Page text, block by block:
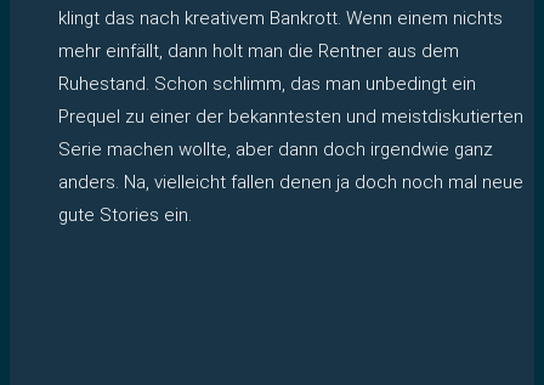
klingt das nach kreativem Bankrott. Wenn einem nichts
mehr einfällt, dann holt man die Rentner aus dem
Ruhestand. Schon schlimm, das man unbedingt ein
Prequel zu einer der bekanntesten und meistdiskutierten
Serie machen wollte, aber dann doch irgendwie ganz
anders. Na, vielleicht fallen denen ja doch noch mal neue
gute Stories ein.